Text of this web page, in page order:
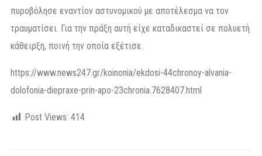
πυροβόλησε εναντίον αστυνομικού με αποτέλεσμα να τον
τραυματίσει. Για την πράξη αυτή είχε καταδικαστεί σε πολυετή
κάθειρξη, ποινή την οποία εξέτισε.
https://www.news247.gr/koinonia/ekdosi-44chronoy-alvania-
dolofonia-diepraxe-prin-apo-23chronia.7628407.html
Post Views: 414